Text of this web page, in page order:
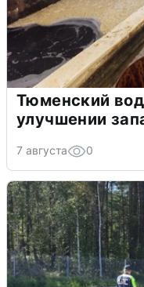
Тюменский
улучшении
7 августа 0